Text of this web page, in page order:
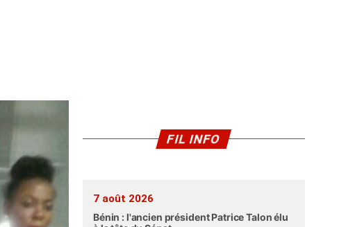
FIL INFO
7 août 2026
Bénin : l'ancien président Patrice Talon élu